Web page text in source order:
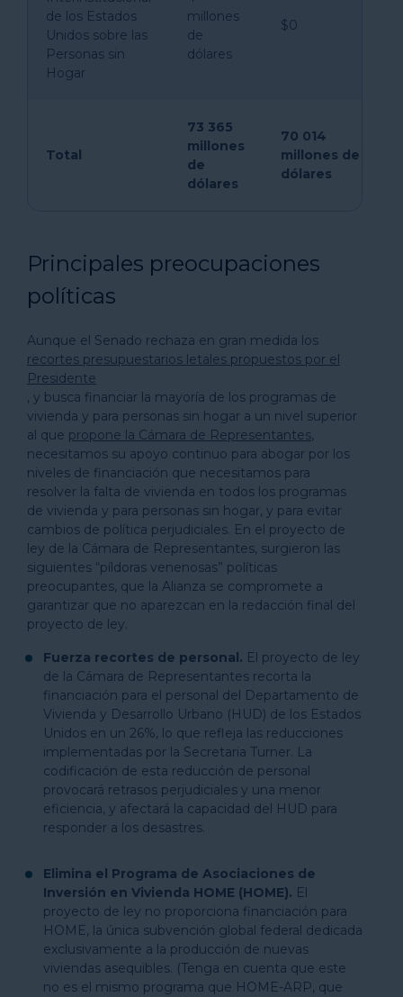
de los Estados
Unidos sobre las
Personas sin
Hogar
millones
de
dólares
$0
Total
73 365
millones
de
dólares
70 014
millones de
dólares
Principales preocupaciones
políticas
Aunque el Senado rechaza en gran medida los
recortes presupuestarios letales propuestos por el
Presidente
, y busca financiar la mayoría de los programas de
vivienda y para personas sin hogar a un nivel superior
al que propone la Cámara de Representantes,
necesitamos su apoyo continuo para abogar por los
niveles de financiación que necesitamos para
resolver la falta de vivienda en todos los programas
de vivienda y para personas sin hogar, y para evitar
cambios de política perjudiciales. En el proyecto de
ley de la Cámara de Representantes, surgieron las
siguientes “píldoras venenosas” políticas
preocupantes, que la Alianza se compromete a
garantizar que no aparezcan en la redacción final del
proyecto de ley.
Fuerza recortes de personal. El proyecto de ley
de la Cámara de Representantes recorta la
financiación para el personal del Departamento de
Vivienda y Desarrollo Urbano (HUD) de los Estados
Unidos en un 26%, lo que refleja las reducciones
implementadas por la Secretaria Turner. La
codificación de esta reducción de personal
provocará retrasos perjudiciales y una menor
eficiencia, y afectará la capacidad del HUD para
responder a los desastres.
Elimina el Programa de Asociaciones de
Inversión en Vivienda HOME (HOME). El
proyecto de ley no proporciona financiación para
HOME, la única subvención global federal dedicada
exclusivamente a la producción de nuevas
viviendas asequibles. (Tenga en cuenta que este
no es el mismo programa que HOME-ARP, que